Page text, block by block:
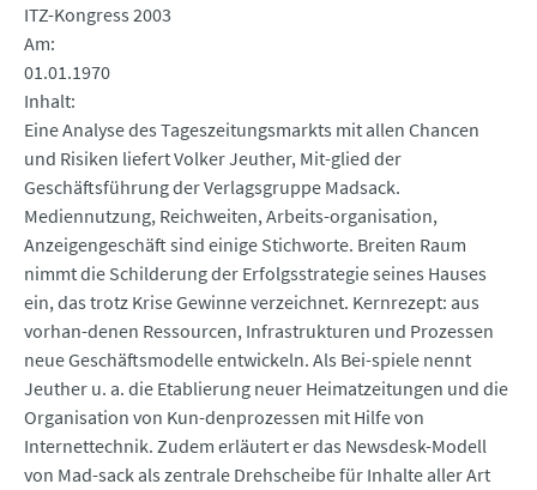
ITZ-Kongress 2003
Am
01.01.1970
Inhalt
Eine Analyse des Tageszeitungsmarkts mit allen Chancen
und Risiken liefert Volker Jeuther, Mit-glied der
Geschäftsführung der Verlagsgruppe Madsack.
Mediennutzung, Reichweiten, Arbeits-organisation,
Anzeigengeschäft sind einige Stichworte. Breiten Raum
nimmt die Schilderung der Erfolgsstrategie seines Hauses
ein, das trotz Krise Gewinne verzeichnet. Kernrezept: aus
vorhan-denen Ressourcen, Infrastrukturen und Prozessen
neue Geschäftsmodelle entwickeln. Als Bei-spiele nennt
Jeuther u. a. die Etablierung neuer Heimatzeitungen und die
Organisation von Kun-denprozessen mit Hilfe von
Internettechnik. Zudem erläutert er das Newsdesk-Modell
von Mad-sack als zentrale Drehscheibe für Inhalte aller Art